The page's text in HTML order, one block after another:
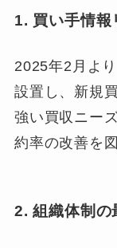
1. 買い手情報
2025年2月よ
設置し、新規
強い買収ニー
約率の改善を
2. 組織体制の